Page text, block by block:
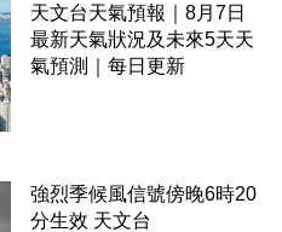
天文台天氣預報｜8月7日
最新天氣狀況及未來5天天
氣預測｜每日更新
強烈季候風信號傍晚6時20
分生效 天文台